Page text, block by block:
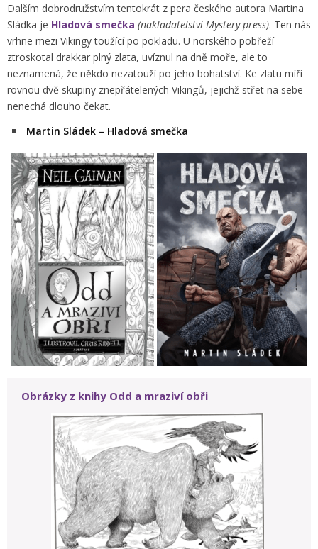
Dalším dobrodružstvím tentokrát z pera českého autora Martina
Sládka je Hladová smečka (nakladatelství Mystery press). Ten nás
vrhne mezi Vikingy toužící po pokladu. U norského pobřeží
ztroskotal drakkar plný zlata, uvíznul na dně moře, ale to
neznamená, že někdo nezatouží po jeho bohatství. Ke zlatu míří
rovnou dvě skupiny znepřátelených Vikingů, jejichž střet na sebe
nenechá dlouho čekat.
Martin Sládek – Hladová smečka
Obrázky z knihy Odd a mraziví obři